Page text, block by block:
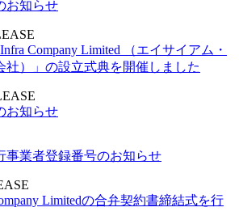
お知らせ
Company Limited （エイサイアム・
社）」の設立式典を開催しました
お知らせ
事業者登録番号のお知らせ
Limitedの合弁契約書締結式を行